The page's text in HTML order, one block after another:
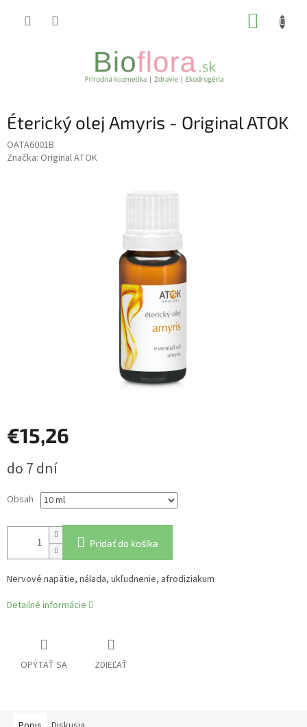
Éterický olej Amyris - Original ATOK
OATA6001B
Značka: Original ATOK
€15,26
cena:
do 7 dní
Obsah
Pridať do košíka
Nervové napätie, nálada, ukľudnenie, afrodiziakum
Detailné informácie
OPÝTAŤ SA ZDIEĽAŤ